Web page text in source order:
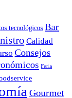
tecnológicos Bar
Calidad
Consejos
Feria
Gourmet